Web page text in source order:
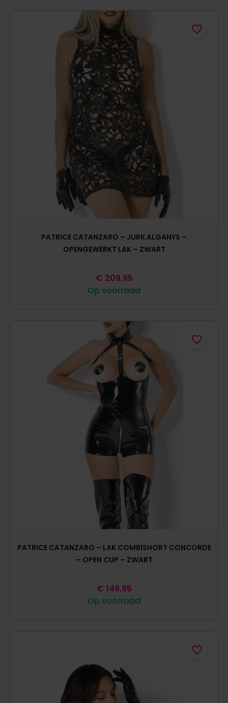
PATRICE CATANZARO – JURK ALGANYS –
OPENGEWERKT LAK – ZWART
Op voorraad
€ 209,95
PATRICE CATANZARO – LAK COMBISHORT CONCORDE
– OPEN CUP – ZWART
Op voorraad
€ 149,95